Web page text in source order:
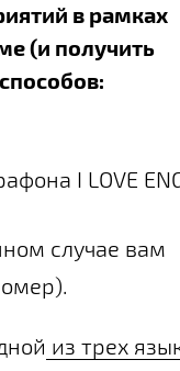
в рамках
(и получить
I LOVE
случае вам
из трех